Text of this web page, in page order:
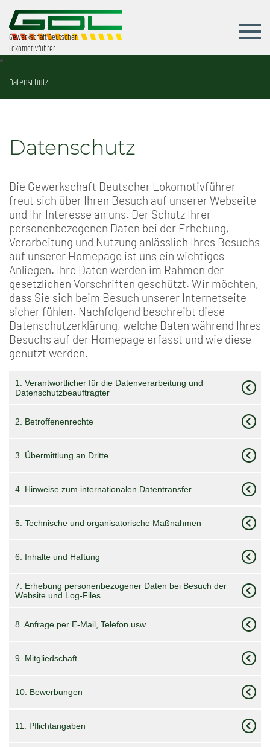
Gewerkschaft Deutscher
Lokomotivführer
Datenschutz
Datenschutz
Die Gewerkschaft Deutscher Lokomotivführer
freut sich über Ihren Besuch auf unserer Webseite
und Ihr Interesse an uns. Der Schutz Ihrer
personenbezogenen Daten bei der Erhebung,
Verarbeitung und Nutzung anlässlich Ihres Besuchs
auf unserer Homepage ist uns ein wichtiges
Anliegen. Ihre Daten werden im Rahmen der
gesetzlichen Vorschriften geschützt. Wir möchten,
dass Sie sich beim Besuch unserer Internetseite
sicher fühlen. Nachfolgend beschreibt diese
Datenschutzerklärung, welche Daten während Ihres
Besuchs auf der Homepage erfasst und wie diese
genutzt werden.
1. Verantwortlicher für die Datenverarbeitung und
Datenschutzbeauftragter
2. Betroffenenrechte
3. Übermittlung an Dritte
4. Hinweise zum internationalen Datentransfer
5. Technische und organisatorische Maßnahmen
6. Inhalte und Haftung
7. Erhebung personenbezogener Daten bei Besuch der
Website und Log-Files
8. Anfrage per E-Mail, Telefon usw.
9. Mitgliedschaft
10. Bewerbungen
11. Pflichtangaben